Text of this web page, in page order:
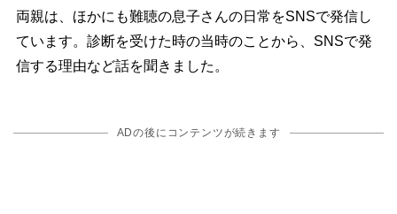
両親は、ほかにも難聴の息子さんの日常をSNSで発信し
ています。診断を受けた時の当時のことから、SNSで発
信する理由など話を聞きました。
ADの後にコンテンツが続きます